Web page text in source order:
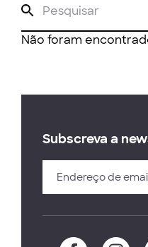
Não foram
Subscreva a